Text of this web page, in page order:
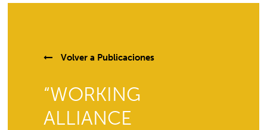
Volver a Publicaciones
“WORKING
ALLIANCE